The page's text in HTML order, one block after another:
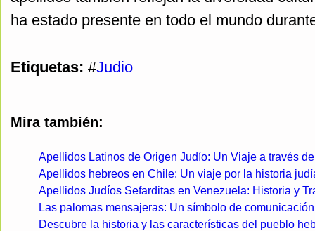
ha estado presente en todo el mundo
Etiquetas: #Judio
Mira también:
Apellidos Latinos de Origen Judío: Un Viaje a través
Apellidos hebreos en Chile: Un viaje por la historia
Apellidos Judíos Sefarditas en Venezuela: Historia y
Las palomas mensajeras: Un símbolo de
Descubre la historia y las características del pueblo